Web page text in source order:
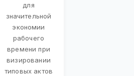
для
значительной
экономии
рабочего
времени при
визировании
типовых актов